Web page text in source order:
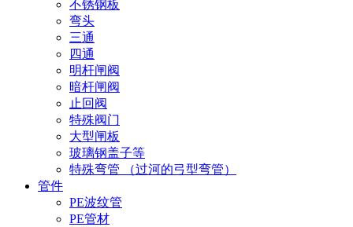
不锈钢板
弯头
三通
四通
明杆闸阀
暗杆闸阀
止回阀
特殊阀门
大型闸板
玻璃钢盖子等
特殊弯管 （过河的弓型弯管）
管件
PE波纹管
PE管材